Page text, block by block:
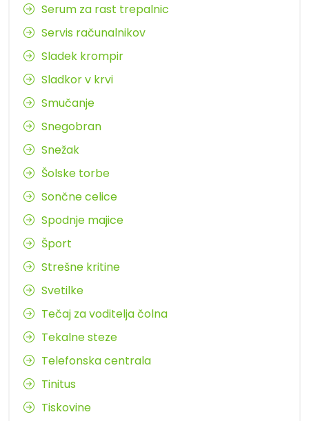
Serum za rast trepalnic
Servis računalnikov
Sladek krompir
Sladkor v krvi
Smučanje
Snegobran
Snežak
Šolske torbe
Sončne celice
Spodnje majice
Šport
Strešne kritine
Svetilke
Tečaj za voditelja čolna
Tekalne steze
Telefonska centrala
Tinitus
Tiskovine